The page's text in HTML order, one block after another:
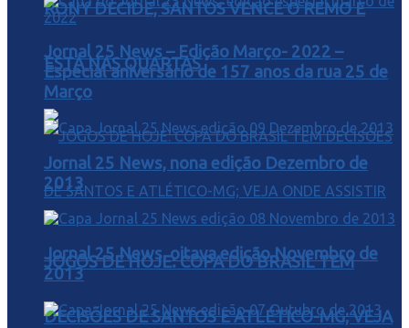
RONY DECIDE, SANTOS VENCE O REMO E
ESTÁ NAS QUARTAS
JOGOS DE HOJE: COPA DO BRASIL TEM
DECISÕES DE SANTOS E ATLÉTICO-MG; VEJA
Jornal 25 News – Edição Março- 2022 –
Especial aniversário de 157 anos da rua 25 de
Março
Jornal 25 News, nona edição Dezembro de
2013
Jornal 25 News, oitava edição Novembro de
2013